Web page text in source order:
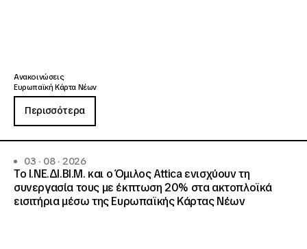
Ανακοινώσεις
Ευρωπαϊκή Κάρτα Νέων
Περισσότερα
03 · 08 · 2026
Το Ι.ΝΕ.ΔΙ.ΒΙ.Μ. και o Όμιλος Attica ενισχύουν τη
συνεργασία τους με έκπτωση 20% στα ακτοπλοϊκά
εισιτήρια μέσω της Ευρωπαϊκής Κάρτας Νέων